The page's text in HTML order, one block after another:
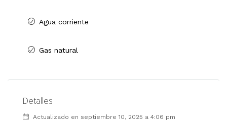
Agua corriente
Gas natural
Detalles
Actualizado en septiembre 10, 2025 a 4:06 pm